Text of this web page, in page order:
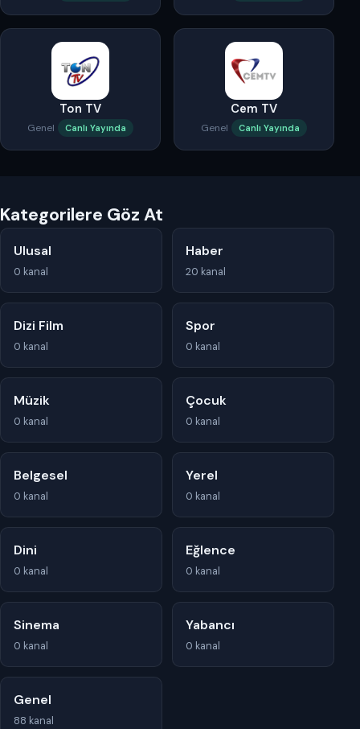
Ton TV
Genel Canlı Yayında
Cem TV
Genel Canlı Yayında
Kategorilere Göz At
Ulusal
0 kanal
Haber
20 kanal
Dizi Film
0 kanal
Spor
0 kanal
Müzik
0 kanal
Çocuk
0 kanal
Belgesel
0 kanal
Yerel
0 kanal
Dini
0 kanal
Eğlence
0 kanal
Sinema
0 kanal
Yabancı
0 kanal
Genel
88 kanal